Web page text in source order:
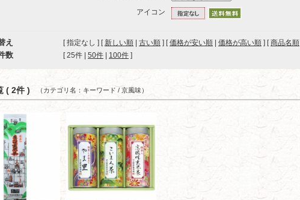
アイコン
え [ 指定なし ] [ 新しい順 古い順 ] [価格が安い順 価格が高い順 ] [商品名順
数 [ 25件 50件 100件 ]
( 2件 ) （カテゴリ名：キーワード / 京風味）